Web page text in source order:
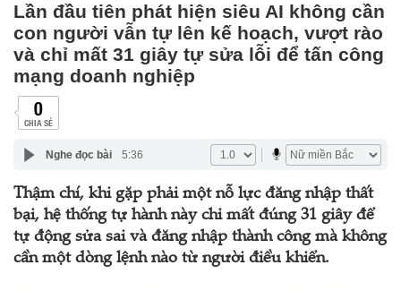
Lần đầu tiên phát hiện siêu AI không cần
con người vẫn tự lên kế hoạch, vượt rào
và chỉ mất 31 giây tự sửa lỗi để tấn công
mạng doanh nghiệp
0
CHIA SẺ
Nghe đọc bài 5:36
Thậm chí, khi gặp phải một nỗ lực đăng nhập thất
bại, hệ thống tự hành này chỉ mất đúng 31 giây để
tự động sửa sai và đăng nhập thành công mà không
cần một dòng lệnh nào từ người điều khiển.